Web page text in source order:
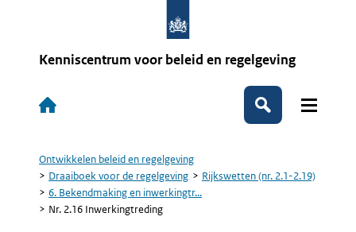
Kenniscentrum voor beleid en regelgeving
Hoofdnavigatie
Zoeken
Kruimelpad
Ontwikkelen beleid en regelgeving
Draaiboek voor de regelgeving
Rijkswetten (nr. 2.1-2.19)
6. Bekendmaking en inwerkingtr...
Nr. 2.16 Inwerkingtreding